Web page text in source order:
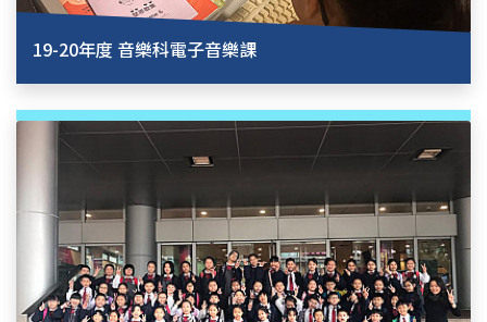
19-20年度 音樂科電子音樂課